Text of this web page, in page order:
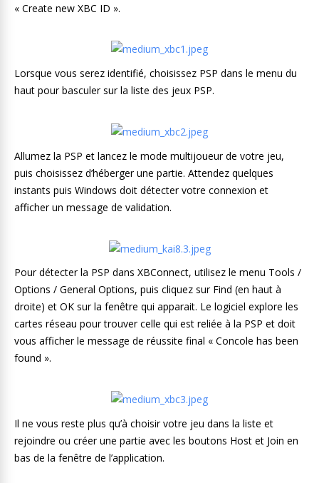
« Create new XBC ID ».
Lorsque vous serez identifié, choisissez PSP dans le menu du
haut pour basculer sur la liste des jeux PSP.
Allumez la PSP et lancez le mode multijoueur de votre jeu,
puis choisissez d’héberger une partie. Attendez quelques
instants puis Windows doit détecter votre connexion et
afficher un message de validation.
Pour détecter la PSP dans XBConnect, utilisez le menu Tools /
Options / General Options, puis cliquez sur Find (en haut à
droite) et OK sur la fenêtre qui apparait. Le logiciel explore les
cartes réseau pour trouver celle qui est reliée à la PSP et doit
vous afficher le message de réussite final « Concole has been
found ».
Il ne vous reste plus qu’à choisir votre jeu dans la liste et
rejoindre ou créer une partie avec les boutons Host et Join en
bas de la fenêtre de l’application.